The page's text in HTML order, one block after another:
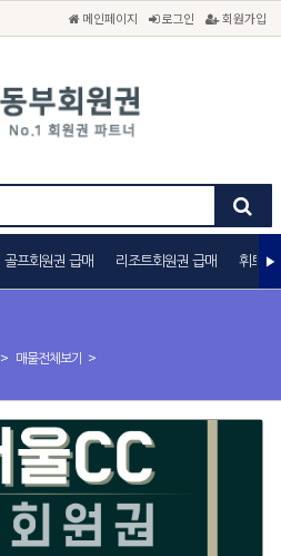
메인페이지 로그인 회원가입
> 매물전체보기 >
골프회원권 급매 리조트회원권 급매 휘트니